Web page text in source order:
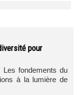
pour
Les fondements du
à la lumière de